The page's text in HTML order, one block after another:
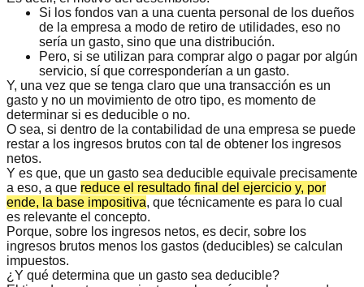
Si los fondos van a una cuenta personal de los dueños
de la empresa a modo de retiro de utilidades, eso no
sería un gasto, sino que una distribución.
Pero, si se utilizan para comprar algo o pagar por algún
servicio, sí que corresponderían a un gasto.
Y, una vez que se tenga claro que una transacción es un
gasto y no un movimiento de otro tipo, es momento de
determinar si es deducible o no.
O sea, si dentro de la contabilidad de una empresa se puede
restar a los ingresos brutos con tal de obtener los ingresos
netos.
Y es que, que un gasto sea deducible equivale precisamente
a eso, a que reduce el resultado final del ejercicio y, por
ende, la base impositiva, que técnicamente es para lo cual
es relevante el concepto.
Porque, sobre los ingresos netos, es decir, sobre los
ingresos brutos menos los gastos (deducibles) se calculan
impuestos.
¿Y qué determina que un gasto sea deducible?